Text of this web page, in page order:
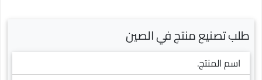
طلب تصنيع منتج في الصين
اسم المنتج.